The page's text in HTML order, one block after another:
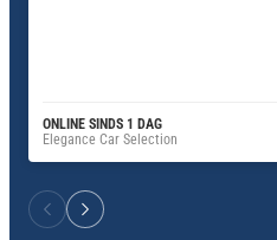
ONLINE SINDS 1 DAG
Elegance Car Selection